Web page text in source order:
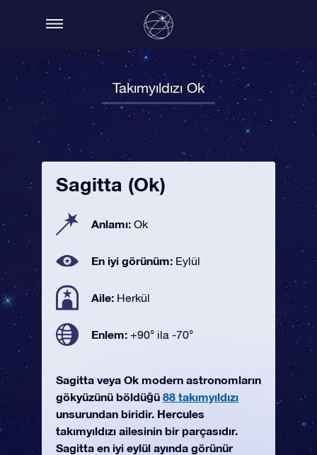
Takımyıldızı Ok
Sagitta (Ok)
Anlamı: Ok
En iyi görünüm: Eylül
Aile: Herkül
Enlem: +90° ila -70°
Sagitta veya Ok modern astronomların
gökyüzünü böldüğü 88 takımyıldızı
unsurundan biridir. Hercules
takımyıldızı ailesinin bir parçasıdır.
Sagitta en iyi eylül ayında görünür